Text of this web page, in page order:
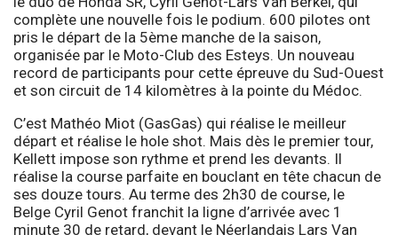
complète une nouvelle fois le podium. 600 pilotes ont
pris le départ de la 5ème manche de la saison,
organisée par le Moto-Club des Esteys. Un nouveau
record de participants pour cette épreuve du Sud-Ouest
et son circuit de 14 kilomètres à la pointe du Médoc.
C’est Mathéo Miot (GasGas) qui réalise le meilleur
départ et réalise le hole shot. Mais dès le premier tour,
Kellett impose son rythme et prend les devants. Il
réalise la course parfaite en bouclant en tête chacun de
ses douze tours. Au terme des 2h30 de course, le
Belge Cyril Genot franchit la ligne d’arrivée avec 1
minute 30 de retard, devant le Néerlandais Lars Van